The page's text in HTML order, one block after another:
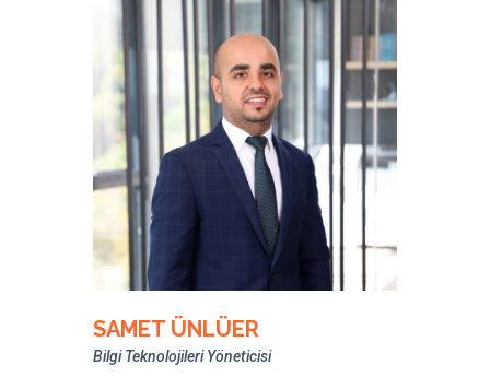
SAMET ÜNLÜER
Bilgi Teknolojileri Yöneticisi